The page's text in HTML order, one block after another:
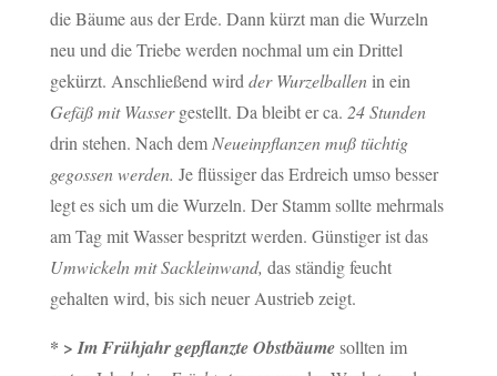
die Bäume aus der Erde. Dann kürzt man die Wurzeln
neu und die Triebe werden nochmal um ein Drittel
gekürzt. Anschließend wird der Wurzelballenin ein
Gefäß mit Wassergestellt. Da bleibt er ca. 24 Stunden
drin stehen. Nach dem Neueinpflanzen muß tüchtig
gegossen werden. Je flüssiger das Erdreich umso besser
legt es sich um die Wurzeln. Der Stamm sollte mehrmals
am Tag mit Wasser bespritzt werden. Günstiger ist das
Umwickeln mit Sackleinwand, das ständig feucht
gehalten wird, bis sich neuer Austrieb zeigt.
* >Im Frühjahr gepflanzte Obstbäumesollten im